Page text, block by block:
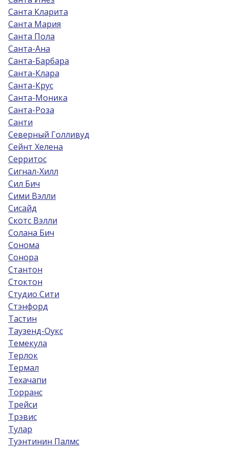
Санта Кларита
Санта Мария
Санта Пола
Санта-Ана
Санта-Барбара
Санта-Клара
Санта-Крус
Санта-Моника
Санта-Роза
Санти
Северный Голливуд
Сейнт Хелена
Серритос
Сигнал-Хилл
Сил Бич
Сими Вэлли
Сисайд
Скотс Вэлли
Солана Бич
Сонома
Сонора
Стантон
Стоктон
Студио Сити
Стэнфорд
Тастин
Таузенд-Оукс
Темекула
Терлок
Термал
Техачапи
Торранс
Трейси
Трэвис
Тулар
Туэнтинин Палмс